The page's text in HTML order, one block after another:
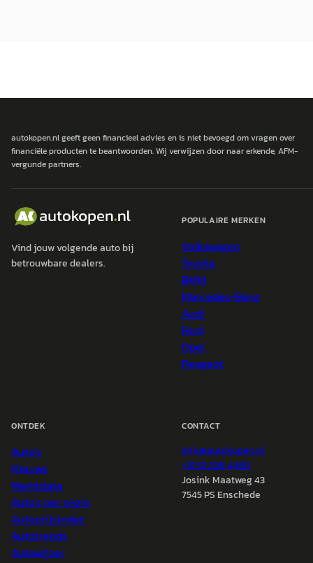
autokopen.nl geeft geen financieel advies en is niet bevoegd om vragen over
financiële producten te beantwoorden. Wij verwijzen door naar erkende, AFM-
vergunde partners.
Vind jouw volgende auto bij
betrouwbare dealers.
POPULAIRE MERKEN
Volkswagen
Toyota
BMW
Mercedes-Benz
Audi
Ford
Opel
Peugeot
ONTDEK
Auto's
Nieuws
Marktdata
Auto's per regio
Autoprijsindex
Autotrends
Autowijzer
CONTACT
info@autokopen.nl
+31 53 208 4490
Josink Maatweg 43
7545 PS Enschede